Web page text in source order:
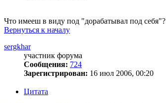
Что имееш в виду под "дорабатывал под себя"?
Вернуться к началу
sergkhar
участник форума
Сообщения: 724
Зарегистрирован: 16 июл 2006, 00:20
Цитата